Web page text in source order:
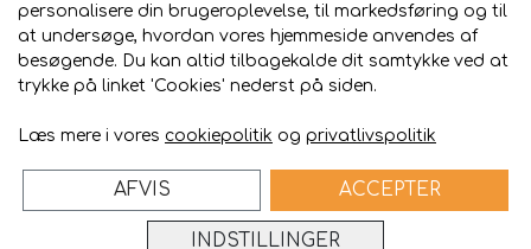
Betalingskort
Bygget på ideal.shop
personalisere din brugeroplevelse, til markedsføring og til
at undersøge, hvordan vores hjemmeside anvendes af
besøgende. Du kan altid tilbagekalde dit samtykke ved at
trykke på linket 'Cookies' nederst på siden.
Læs mere i vores cookiepolitik og privatlivspolitik
INDSTILLINGER
AFVIS ACCEPTER